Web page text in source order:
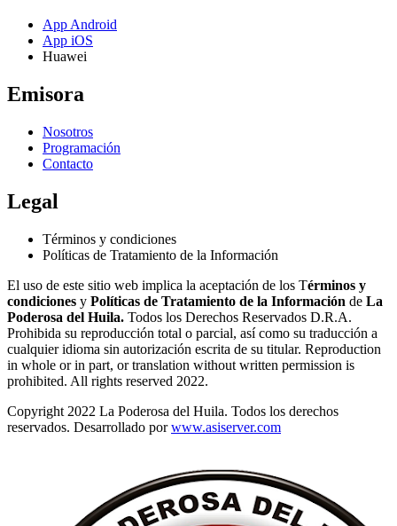
App Android
App iOS
Huawei
Emisora
Nosotros
Programación
Contacto
Legal
Términos y condiciones
Políticas de Tratamiento de la Información
El uso de este sitio web implica la aceptación de los Términos y
condiciones y Políticas de Tratamiento de la Información de La
Poderosa del Huila. Todos los Derechos Reservados D.R.A.
Prohibida su reproducción total o parcial, así como su traducción a
cualquier idioma sin autorización escrita de su titular. Reproduction
in whole or in part, or translation without written permission is
prohibited. All rights reserved 2022.
Copyright 2022 La Poderosa del Huila. Todos los derechos
reservados. Desarrollado porwww.asiserver.com